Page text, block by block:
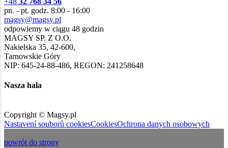
pn. - pt. godz. 8:00 - 16:00
magsy@magsy.pl
odpowiemy w ciągu 48 godzin
MAGSY SP. Z O.O.
Nakielska 35, 42-600,
Tarnowskie Góry
NIP: 645-24-88-486, REGON: 241258648
Nasza hala
Copyright © Magsy.pl
Nastavení souborů cookiesCookiesOchrona danych osobowych
powrót do strony